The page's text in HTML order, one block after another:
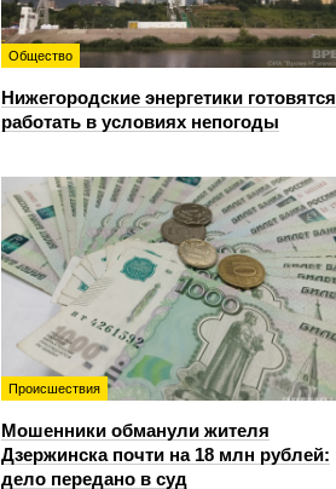
Общество
Нижегородские энергетики готовятся
работать в условиях непогоды
Происшествия
Мошенники обманули жителя
Дзержинска почти на 18 млн рублей:
дело передано в суд